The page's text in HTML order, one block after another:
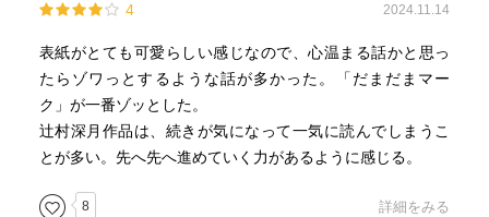
4 2024.11.14
表紙がとても可愛らしい感じなので、心温まる話かと思っ
たらゾワっとするような話が多かった。「だまだまマー
ク」が一番ゾッとした。
辻村深月作品は、続きが気になって一気に読んでしまうこ
とが多い。先へ先へ進めていく力があるように感じる。
8 詳細をみる